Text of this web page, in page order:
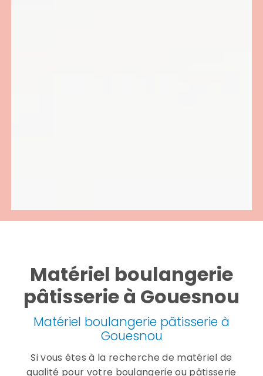
Matériel boulangerie
pâtisserie à Gouesnou
Matériel boulangerie pâtisserie à
Gouesnou
Si vous êtes à la recherche de matériel de
qualité pour votre boulangerie ou pâtisserie